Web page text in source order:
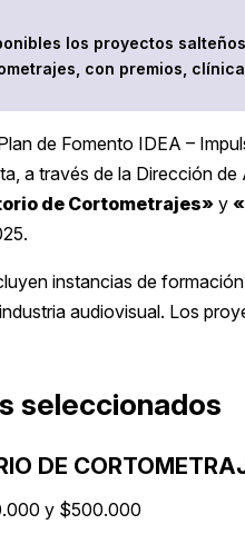
los proyectos
con premios,
de Fomento IDEA –
a través de la Dirección
de Cortometrajes» y
instancias de
audiovisual. Los
seleccionados
DE
y $500.000